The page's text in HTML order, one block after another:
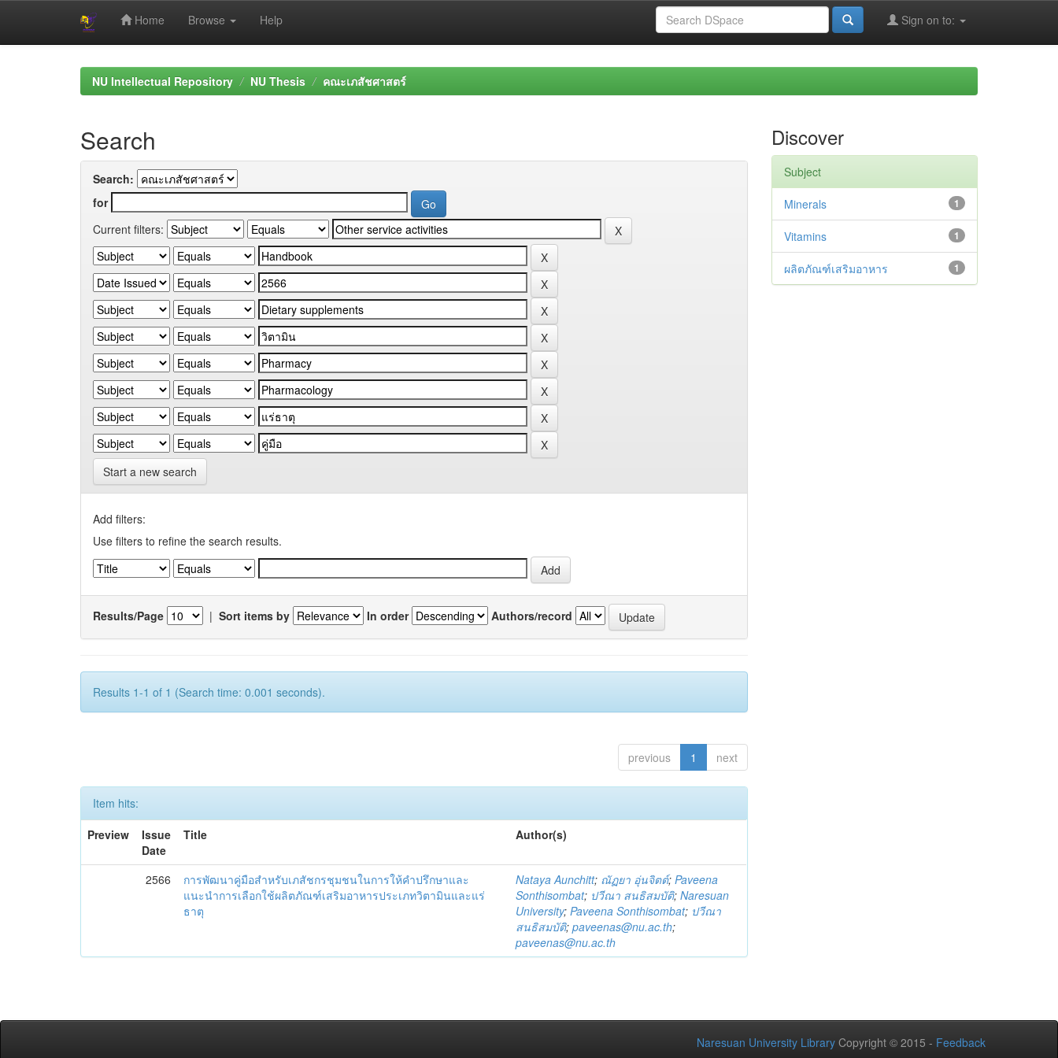
Home Browse Help Sign on to:
NU Intellectual Repository NU Thesis คณะเภสัชศาสตร์
Search
Search:
for
Current filters:
Start a new search
Add filters:
Use filters to refine the search results.
Results/Page | Sort items by In order Authors/record
Results 1-1 of 1 (Search time: 0.001 seconds).
previous 1 next
Item hits:
Preview
Issue
Date
Title Author(s)
2566
การพัฒนาคู่มือสำหรับเภสัชกรชุมชนในการให้คำปรึกษาและ
แนะนำการเลือกใช้ผลิตภัณฑ์เสริมอาหารประเภทวิตามินและแร่
ธาตุ
Nataya Aunchitt; ณัฏยา อุ่นจิตต์;Paveena
Sonthisombat; ปวีณา สนธิสมบัติ;Naresuan
University;Paveena Sonthisombat; ปวีณา
สนธิสมบัติ;paveenas@nu.ac.th;
paveenas@nu.ac.th
Discover
Subject
1
Minerals
1
Vitamins
1
ผลิตภัณฑ์เสริมอาหาร
Naresuan University Library Copyright © 2015 - Feedback